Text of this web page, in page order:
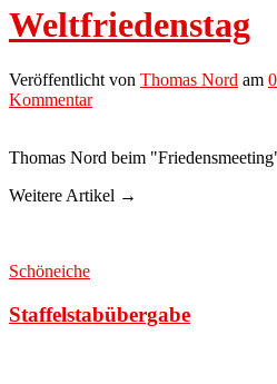
Weltfriedenstag
Veröffentlicht von Thomas Nord am
Kommentar
Thomas Nord beim
Weitere Artikel →
Schöneiche
Staffelstabübergabe